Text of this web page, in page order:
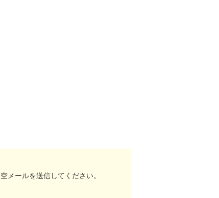
ールを送信してください。